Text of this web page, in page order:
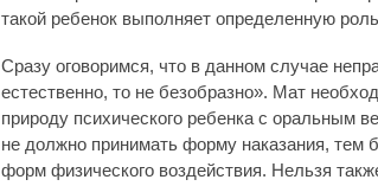
такой ребенок выполняет определенную
Сразу оговоримся, что в данном случае
естественно, то не безобразно». Мат
природу психического ребенка с оральным
не должно принимать форму наказания, тем
форм физического воздействия. Нельзя